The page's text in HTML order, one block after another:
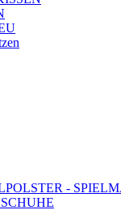
-